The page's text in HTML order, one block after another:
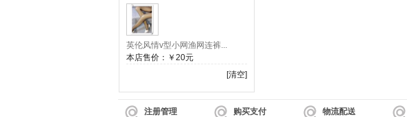
英伦风情v型小网渔网连裤...
本店售价： ￥20元
[清空]
注册管理
购买支付
物流配送